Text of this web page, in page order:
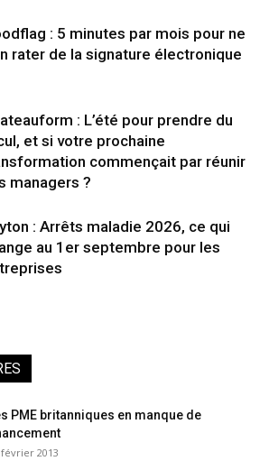
: 5 minutes par mois pour ne
rater de la signature électronique
: L’été pour prendre du
et si votre prochaine
commençait par réunir
managers ?
: Arrêts maladie 2026, ce qui
au 1er septembre pour les
PME britanniques en manque de
février 2013